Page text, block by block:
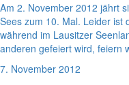
Am 2. November 2012 jährt
Sees zum 10. Mal. Leider ist
während im Lausitzer
anderen gefeiert wird, feiern
7. November 2012